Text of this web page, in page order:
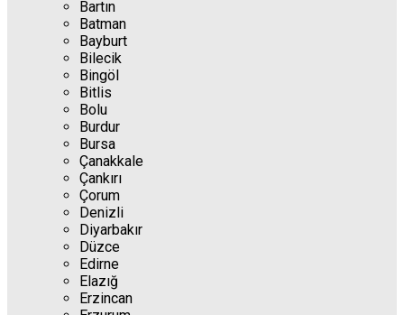
Bartın
Batman
Bayburt
Bilecik
Bingöl
Bitlis
Bolu
Burdur
Bursa
Çanakkale
Çankırı
Çorum
Denizli
Diyarbakır
Düzce
Edirne
Elazığ
Erzincan